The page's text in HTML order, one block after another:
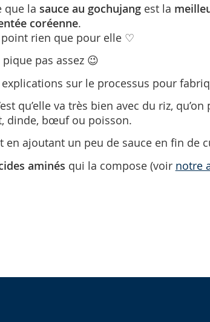
que la sauce au gochujangest la
coréenne.
point rien que pour elle ♡
pas assez 😉
sur le processus pour
qu’elle va très bien avec du riz,
dinde, bœuf ou poisson.
en ajoutant un peu de sauce en fin de
aminés qui la compose (voir notre